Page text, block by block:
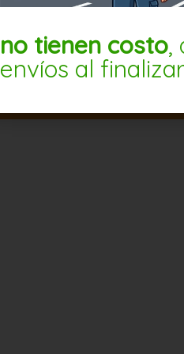
no tienen costo,
envíos al